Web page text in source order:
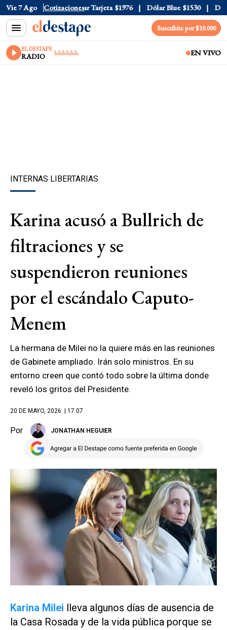
Vie 7 Ago Cotizaciones
Oficial $1520 Dólar Tarjeta $1976 Dólar Blue $1530 Dólar
Suscribite por $10.000
EL DESTAPE
RADIO EN VIVO
INTERNAS LIBERTARIAS
Karina acusó a Bullrich de
filtraciones y se
suspendieron reuniones
por el escándalo Caputo-
Menem
La hermana de Milei no la quiere más en las reuniones
de Gabinete ampliado. Irán solo ministros. En su
entorno creen que contó todo sobre la última donde
reveló los gritos del Presidente.
20 DE MAYO, 2026 | 17.07
Por JONATHAN HEGUIER
Karina Milei lleva algunos días de ausencia de
la Casa Rosada y de la vida pública porque se